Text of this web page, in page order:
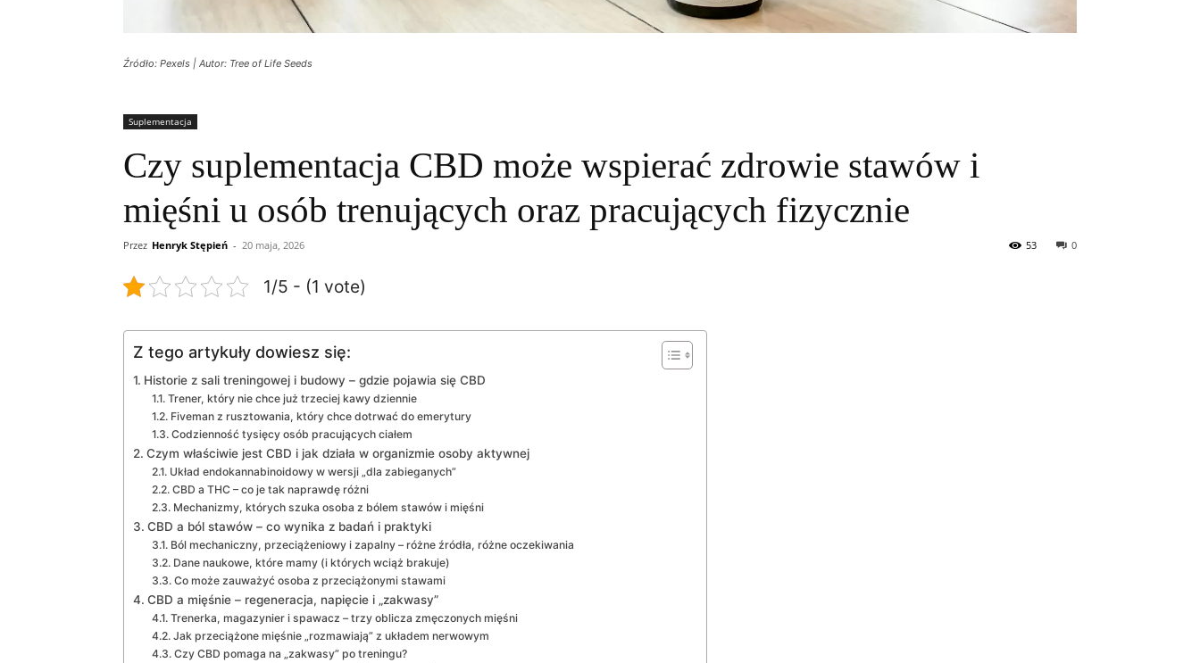
Źródło: Pexels | Autor: Tree of Life Seeds
Suplementacja
Czy suplementacja CBD może wspierać zdrowie stawów i
mięśni u osób trenujących oraz pracujących fizycznie
Przez Henryk Stępień - 20 maja, 2026 0
53
1/5 - (1 vote)
Z tego artykuły dowiesz się:
Historie z sali treningowej i budowy – gdzie pojawia się CBD
Trener, który nie chce już trzeciej kawy dziennie
Fiveman z rusztowania, który chce dotrwać do emerytury
Codzienność tysięcy osób pracujących ciałem
Czym właściwie jest CBD i jak działa w organizmie osoby aktywnej
Układ endokannabinoidowy w wersji „dla zabieganych”
CBD a THC – co je tak naprawdę różni
Mechanizmy, których szuka osoba z bólem stawów i mięśni
CBD a ból stawów – co wynika z badań i praktyki
Ból mechaniczny, przeciążeniowy i zapalny – różne źródła, różne oczekiwania
Dane naukowe, które mamy (i których wciąż brakuje)
Co może zauważyć osoba z przeciążonymi stawami
CBD a mięśnie – regeneracja, napięcie i „zakwasy”
Trenerka, magazynier i spawacz – trzy oblicza zmęczonych mięśni
Jak przeciążone mięśnie „rozmawiają” z układem nerwowym
Czy CBD pomaga na „zakwasy” po treningu?